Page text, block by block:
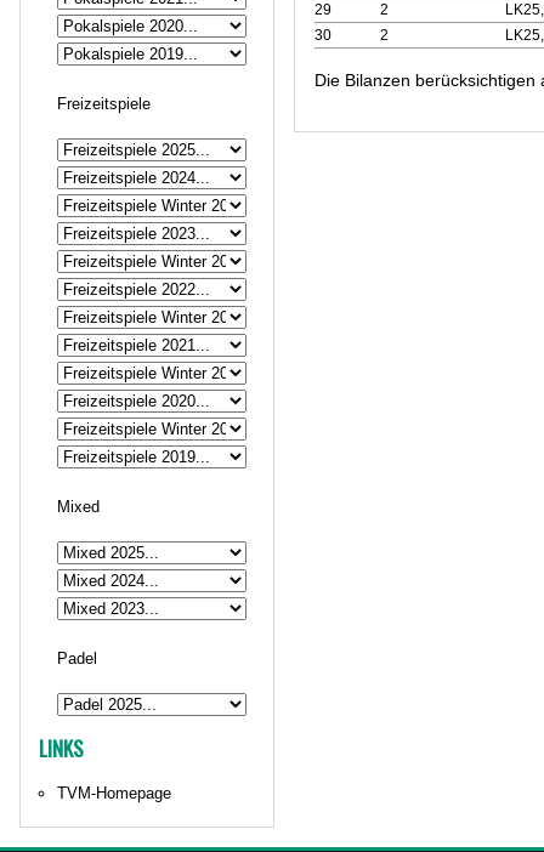
Freizeitspiele
Mixed
Padel
LINKS
TVM-Homepage
29
2
30
2
Die Bilanzen